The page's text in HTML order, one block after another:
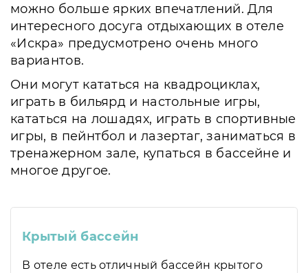
можно больше ярких впечатлений. Для
интересного досуга отдыхающих в отеле
«Искра» предусмотрено очень много
вариантов.
Они могут кататься на квадроциклах,
играть в бильярд и настольные игры,
кататься на лошадях, играть в спортивные
игры, в пейнтбол и лазертаг, заниматься в
тренажерном зале, купаться в бассейне и
многое другое.
Крытый бассейн
В отеле есть отличный бассейн крытого